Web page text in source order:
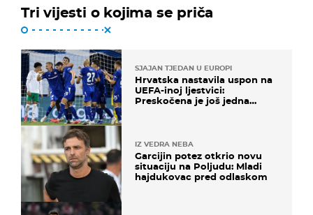
Tri vijesti o kojima se priča
SJAJAN TJEDAN U EUROPI
Hrvatska nastavila uspon na
UEFA-inoj ljestvici:
Preskočena je još jedna
IZ VEDRA NEBA
Garcijin potez otkrio novu
situaciju na Poljudu: Mladi
hajdukovac pred odlaskom